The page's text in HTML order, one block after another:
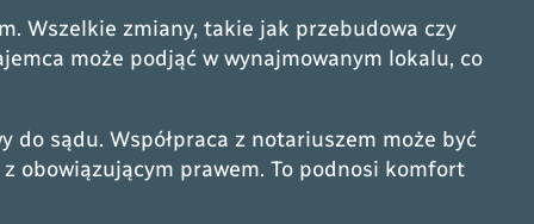
Wszelkie zmiany, takie jak przebudowa czy
może podjąć w wynajmowanym lokalu, co
do sądu. Współpraca z notariuszem może być
obowiązującym prawem. To podnosi komfort